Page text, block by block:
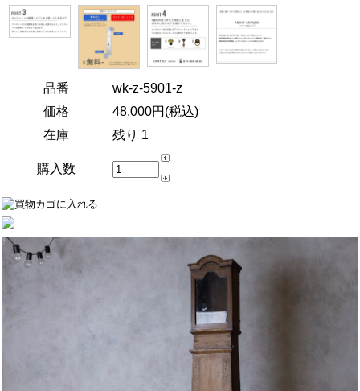
品番
wk-z-5901-z
価格
48,000円(税込)
在庫
残り 1
購入数